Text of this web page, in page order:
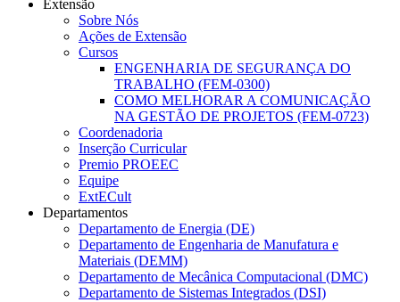
Extensão
Sobre Nós
Ações de Extensão
Cursos
ENGENHARIA DE SEGURANÇA DO
TRABALHO (FEM-0300)
COMO MELHORAR A COMUNICAÇÃO
NA GESTÃO DE PROJETOS (FEM-0723)
Coordenadoria
Inserção Curricular
Premio PROEEC
Equipe
ExtECult
Departamentos
Departamento de Energia (DE)
Departamento de Engenharia de Manufatura e
Materiais (DEMM)
Departamento de Mecânica Computacional (DMC)
Departamento de Sistemas Integrados (DSI)